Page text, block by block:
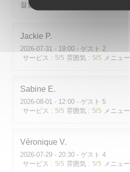
절함
Jackie P
2026-07-31 - 19:00 - ゲスト 2
サービス : 5/5 雰囲気 : 5/5 メニュー
Sabine E
2026-08-01 - 12:00 - ゲスト 5
サービス : 5/5 雰囲気 : 5/5 メニュー
Véronique V
2026-07-29 - 20:30 - ゲスト 4
サービス : 5/5 雰囲気 : 5/5 メニュー